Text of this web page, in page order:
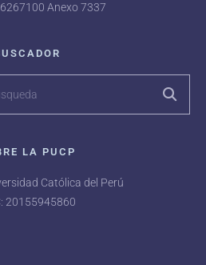
Anexo 7337
LA PUCP
Católica del Perú
20155945860